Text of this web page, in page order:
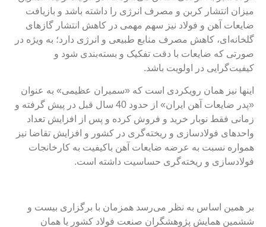
میزان انتشار کربن و مصرف انرژی را داشته باشد و بازیافت
ضایعات آهن و فولاد نیز سهم مهمی در کاهش انتشار گازهای
گلخانه‌ای، کاهش مصرف منابع طبیعی و انرژی دارد؛ به ویژه در
صورتی که ضایعات با دقت تفکیک و بسته‌بندی شود و
کیفیت‌گرایی در اولویت باشد.
اینها نیز همان رویکردی است که «سمیران عظیمی» به عنوان
«پدر ضایعات آهن ایران» از حدود 40 سال قبل در پیش گرفته و
زمانی فقط نوبار خرید و فروش کرده و پس از افزایش تعداد
واحدهای فولادسازی و ریخته‌گری در کشور و افزایش تقاضا نیز
همواره نسبت به عرضه ضایعات آهن باکیفیت به کارخانجات
فولادسازی و ریخته‌گری حساسیت داشته است.
بر همین اساس به نظر می‌رسد همزمان با برگزاری بیست و
ششمین همايش پژوهشگران صنعت فولاد كشور یا همان